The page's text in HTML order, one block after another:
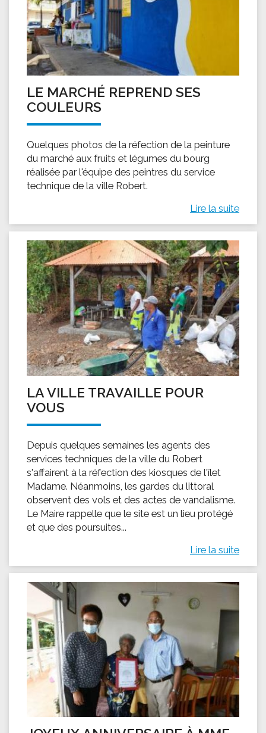
LE MARCHÉ REPREND SES
COULEURS
Quelques photos de la réfection de la peinture
du marché aux fruits et légumes du bourg
réalisée par l'équipe des peintres du service
technique de la ville Robert.
Lire la suite
LA VILLE TRAVAILLE POUR
VOUS
Depuis quelques semaines les agents des
services techniques de la ville du Robert
s'affairent à la réfection des kiosques de l'îlet
Madame. Néanmoins, les gardes du littoral
observent des vols et des actes de vandalisme.
Le Maire rappelle que le site est un lieu protégé
et que des poursuites...
Lire la suite